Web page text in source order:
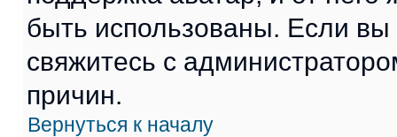
быть использованы. Если
свяжитесь с
причин.
Вернуться к началу